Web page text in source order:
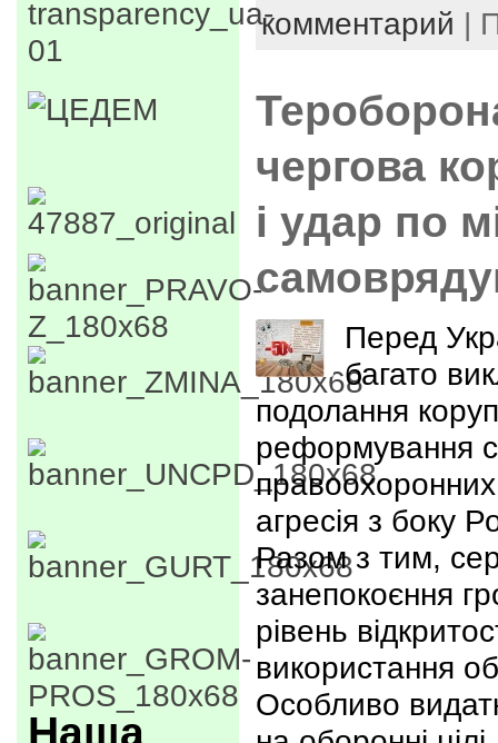
Наша
комментарий |
чергова
і удар по
Перед
багато
подолання
реформування
агресія з боку
Разом з тим,
занепокоєння
рівень
використання
Особливо